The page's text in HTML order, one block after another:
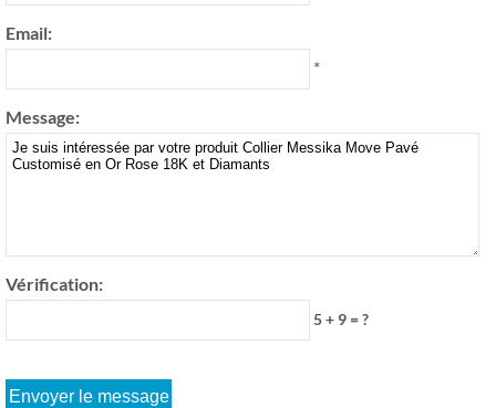
Email:
*
Message:
Vérification:
5 + 9 = ?